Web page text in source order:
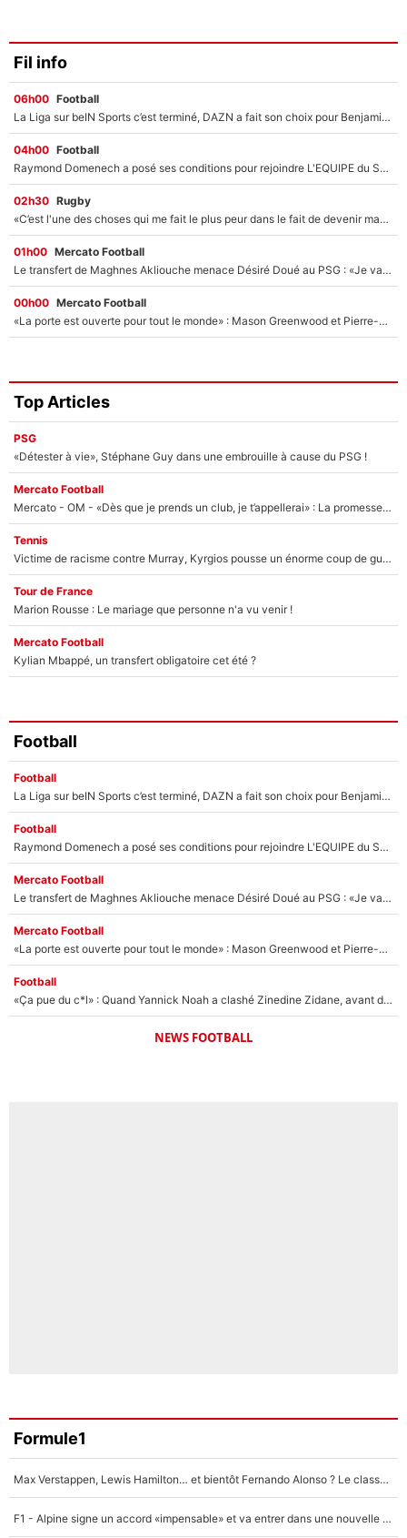
Fil info
06h00 Football
La Liga sur beIN Sports c’est terminé, DAZN a fait son choix pour Benjamin Da Silva et Omar Da Fonseca !
04h00 Football
Raymond Domenech a posé ses conditions pour rejoindre L'EQUIPE du Soir : Il refuse de faire l'émission avec un autre chroniqueur !
02h30 Rugby
«C’est l'une des choses qui me fait le plus peur dans le fait de devenir maman» : En couple avec Antoine Dupont, Iris Mittenaere s'inquiète déjà pour ses futurs enfants !
01h00 Mercato Football
Le transfert de Maghnes Akliouche menace Désiré Doué au PSG : «Je valide à 200%»
00h00 Mercato Football
«La porte est ouverte pour tout le monde» : Mason Greenwood et Pierre-Emerick Aubameyang ont quitté l'OM, Amine Gouiri balance sur la suite du mercato et sur la réaction du vestiaire !
Top Articles
PSG
«Détester à vie», Stéphane Guy dans une embrouille à cause du PSG !
Mercato Football
Mercato - OM - «Dès que je prends un club, je t’appellerai» : La promesse de Marcelino au moment de claquer la porte
Tennis
Victime de racisme contre Murray, Kyrgios pousse un énorme coup de gueule !
Tour de France
Marion Rousse : Le mariage que personne n'a vu venir !
Mercato Football
Kylian Mbappé, un transfert obligatoire cet été ?
Football
Football
La Liga sur beIN Sports c’est terminé, DAZN a fait son choix pour Benjamin Da Silva et Omar Da Fonseca !
Football
Raymond Domenech a posé ses conditions pour rejoindre L'EQUIPE du Soir : Il refuse de faire l'émission avec un autre chroniqueur !
Mercato Football
Le transfert de Maghnes Akliouche menace Désiré Doué au PSG : «Je valide à 200%»
Mercato Football
«La porte est ouverte pour tout le monde» : Mason Greenwood et Pierre-Emerick Aubameyang ont quitté l'OM, Amine Gouiri balance sur la suite du mercato et sur la réaction du vestiaire !
Football
«Ça pue du c*l» : Quand Yannick Noah a clashé Zinedine Zidane, avant de se faire recadrer par le nouveau sélectionneur de l'équipe de France !
NEWS FOOTBALL
Formule1
Max Verstappen, Lewis Hamilton… et bientôt Fernando Alonso ? Le classement des pilotes les mieux payés en Formule 1 risque de changer !
F1 - Alpine signe un accord «impensable» et va entrer dans une nouvelle dimension : Grande nouvelle pour Pierre Gasly !